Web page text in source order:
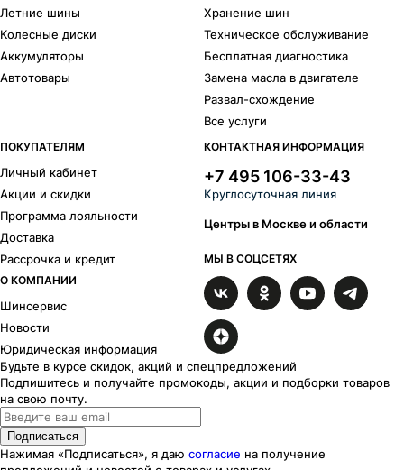
Летние шины
Колесные диски
Аккумуляторы
Автотовары
Хранение шин
Техническое обслуживание
Бесплатная диагностика
Замена масла в двигателе
Развал-схождение
Все услуги
ПОКУПАТЕЛЯМ
Личный кабинет
Акции и скидки
Программа лояльности
Доставка
Рассрочка и кредит
О КОМПАНИИ
Шинсервис
Новости
Юридическая информация
КОНТАКТНАЯ ИНФОРМАЦИЯ
+7 495 106-33-43
Круглосуточная линия
Центры в Москве и области
МЫ В СОЦСЕТЯХ
Будьте в курсе скидок, акций и спецпредложений
Подпишитесь и получайте промокоды, акции и подборки товаров
на свою почту.
Подписаться
Нажимая «Подписаться», я даю согласие на получение